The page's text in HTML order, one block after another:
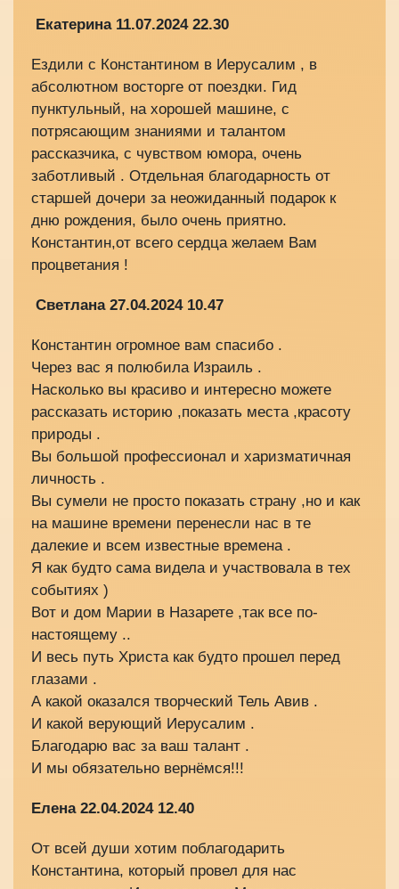
Екатерина 11.07.2024 22.30
Ездили с Константином в Иерусалим , в
абсолютном восторге от поездки. Гид
пунктульный, на хорошей машине, с
потрясающим знаниями и талантом
рассказчика, с чувством юмора, очень
заботливый . Отдельная благодарность от
старшей дочери за неожиданный подарок к
дню рождения, было очень приятно.
Константин,от всего сердца желаем Вам
процветания !
Светлана 27.04.2024 10.47
Константин огромное вам спасибо .
Через вас я полюбила Израиль .
Насколько вы красиво и интересно можете
рассказать историю ,показать места ,красоту
природы .
Вы большой профессионал и харизматичная
личность .
Вы сумели не просто показать страну ,но и как
на машине времени перенесли нас в те
далекие и всем известные времена .
Я как будто сама видела и участвовала в тех
событиях )
Вот и дом Марии в Назарете ,так все по-
настоящему ..
И весь путь Христа как будто прошел перед
глазами .
А какой оказался творческий Тель Авив .
И какой верующий Иерусалим .
Благодарю вас за ваш талант .
И мы обязательно вернёмся!!!
Елена 22.04.2024 12.40
От всей души хотим поблагодарить
Константина, который провел для нас